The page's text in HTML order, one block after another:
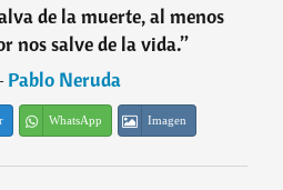
de la muerte, al menos
nos salve de la vida.”
Pablo Neruda
WhatsApp Imagen